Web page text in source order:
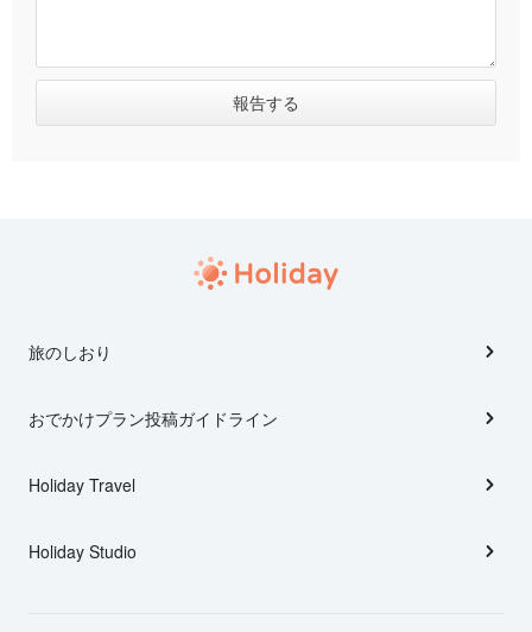
旅のしおり
おでかけプラン投稿ガイドライン
Holiday Travel
Holiday Studio